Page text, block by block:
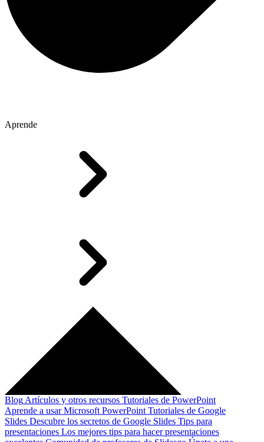
Aprende
Blog Artículos y otros recursos Tutoriales de PowerPoint
Aprende a usar Microsoft PowerPoint Tutoriales de Google
Slides Descubre los secretos de Google Slides Tips para
presentaciones Los mejores tips para hacer presentaciones